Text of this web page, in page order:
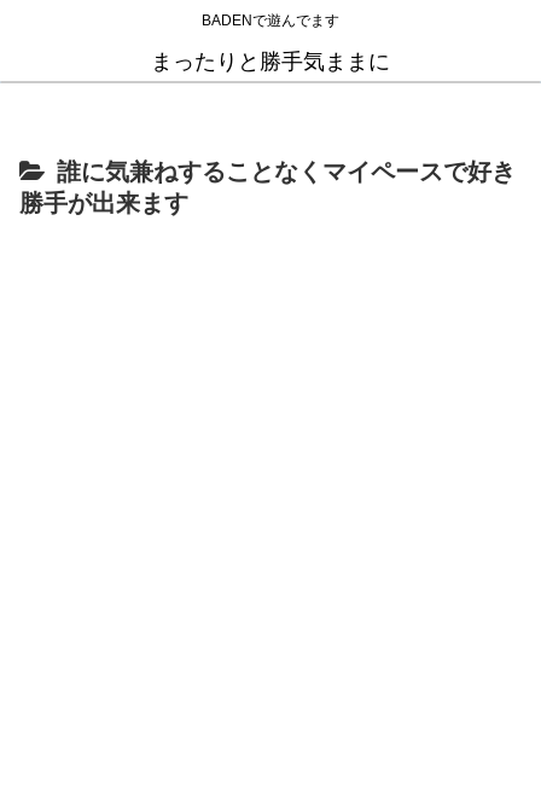
BADENで遊んでます
まったりと勝手気ままに
誰に気兼ねすることなくマイペースで好き
勝手が出来ます